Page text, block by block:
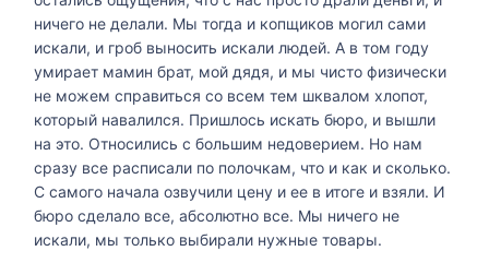
ничего не делали. Мы тогда и копщиков могил сами
искали, и гроб выносить искали людей. А в том году
умирает мамин брат, мой дядя, и мы чисто физически
не можем справиться со всем тем шквалом хлопот,
который навалился. Пришлось искать бюро, и вышли
на это. Относились с большим недоверием. Но нам
сразу все расписали по полочкам, что и как и сколько.
С самого начала озвучили цену и ее в итоге и взяли. И
бюро сделало все, абсолютно все. Мы ничего не
искали, мы только выбирали нужные товары.